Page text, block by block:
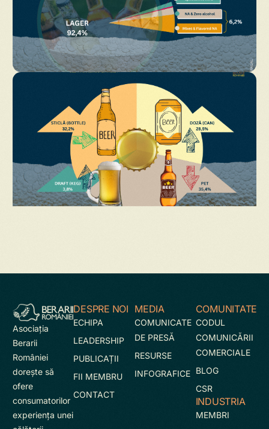
Asociaţia
Berarii
României
doreşte să
ofere
consumatorilor
experienţa unei
DESPRE NOI
ECHIPA
LEADERSHIP
PUBLICAȚII
FII MEMBRU
CONTACT
MEDIA
COMUNICATE
DE PRESĂ
RESURSE
INFOGRAFICE
COMUNITATE
CODUL
COMUNICĂRII
COMERCIALE
BLOG
CSR
INDUSTRIA
MEMBRI